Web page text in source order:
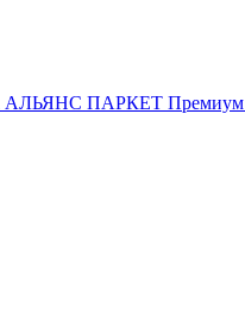
АЛЬЯНС ПАРКЕТ Премиум